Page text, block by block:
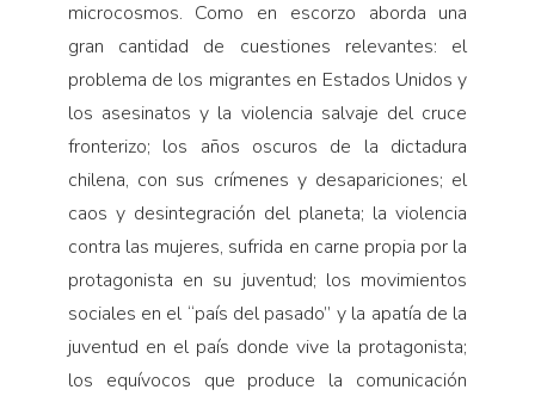
microcosmos. Como en escorzo aborda una
gran cantidad de cuestiones relevantes: el
problema de los migrantes en Estados Unidos y
los asesinatos y la violencia salvaje del cruce
fronterizo; los años oscuros de la dictadura
chilena, con sus crímenes y desapariciones; el
caos y desintegración del planeta; la violencia
contra las mujeres, sufrida en carne propia por la
protagonista en su juventud; los movimientos
sociales en el “país del pasado” y la apatía de la
juventud en el país donde vive la protagonista;
los equívocos que produce la comunicación